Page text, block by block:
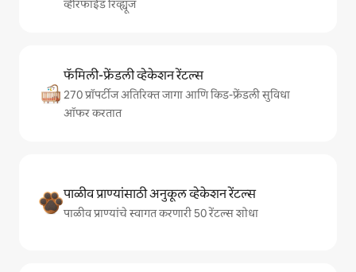
व्हेरिफाईड रिव्ह्यूज
फॅमिली-फ्रेंडली व्हेकेशन रेंटल्स
270 प्रॉपर्टीज अतिरिक्त जागा आणि किड-फ्रेंडली सुविधा
ऑफर करतात
पाळीव प्राण्यांसाठी अनुकूल व्हेकेशन रेंटल्स
पाळीव प्राण्यांचे स्वागत करणारी 50 रेंटल्स शोधा